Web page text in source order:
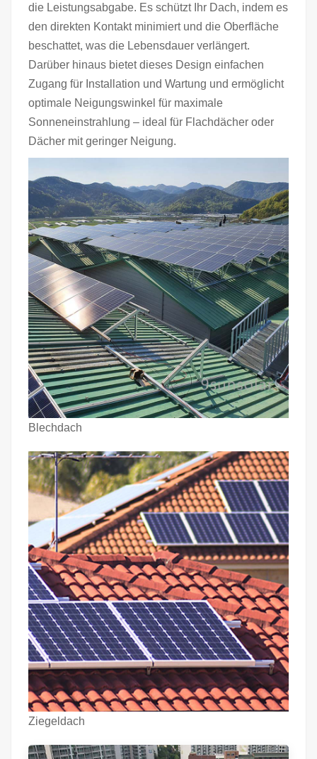
die Leistungsabgabe. Es schützt Ihr Dach, indem es
den direkten Kontakt minimiert und die Oberfläche
beschattet, was die Lebensdauer verlängert.
Darüber hinaus bietet dieses Design einfachen
Zugang für Installation und Wartung und ermöglicht
optimale Neigungswinkel für maximale
Sonneneinstrahlung – ideal für Flachdächer oder
Dächer mit geringer Neigung.
Blechdach
Ziegeldach